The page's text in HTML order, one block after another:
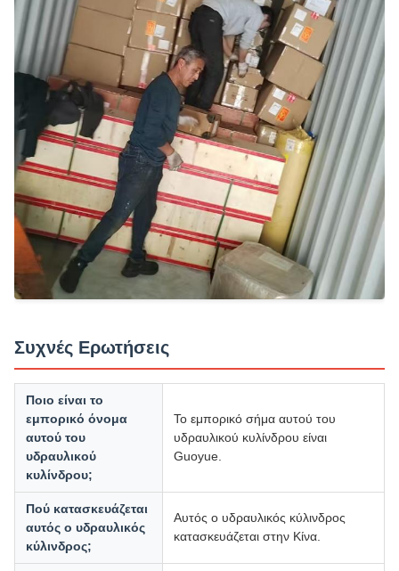
Συχνές Ερωτήσεις
Ποιο είναι το
εμπορικό όνομα
αυτού του
υδραυλικού
κυλίνδρου;
Το εμπορικό σήμα αυτού του
υδραυλικού κυλίνδρου είναι
Guoyue.
Πού κατασκευάζεται
αυτός ο υδραυλικός
κύλινδρος;
Αυτός ο υδραυλικός κύλινδρος
κατασκευάζεται στην Κίνα.